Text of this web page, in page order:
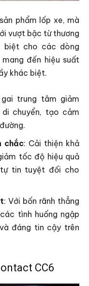
phẩm lốp xe, mà
vượt bậc từ thương
biệt cho các dòng
đến hiệu suất
khác biệt.
trung tâm giảm
chuyển, tạo cảm
chắc: Cải thiện khả
tốc độ hiệu quả
tin tuyệt đối cho
: Với bốn rãnh thẳng
tình huống ngập
đáng tin cậy trên
CC6